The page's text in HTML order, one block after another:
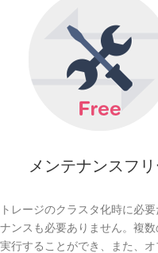
メンテナンスフ
レージのクラスタ化時に必
ンスも必要ありません。複
行することができ、また、オ